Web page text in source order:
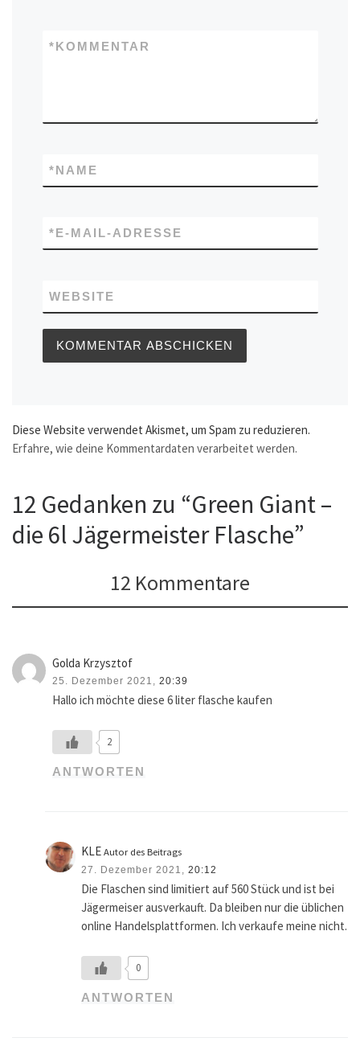
KOMMENTAR
*
NAME
*
E-MAIL-ADRESSE
*
WEBSITE
Diese Website verwendet Akismet, um Spam zu reduzieren.
Erfahre, wie deine Kommentardaten verarbeitet werden.
12 Gedanken zu “Green Giant –
die 6l Jägermeister Flasche”
12 Kommentare
Golda Krzysztof
25. Dezember 2021, 20:39
Hallo ich möchte diese 6 liter flasche kaufen
2
ANTWORTEN
KLEAutor des Beitrags
27. Dezember 2021, 20:12
Die Flaschen sind limitiert auf 560 Stück und ist bei
Jägermeiser ausverkauft. Da bleiben nur die üblichen
online Handelsplattformen. Ich verkaufe meine nicht.
0
ANTWORTEN